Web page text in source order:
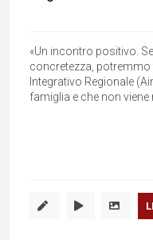
«Un incontro positivo.
concretezza,
Integrativo Regionale
famiglia e che non viene